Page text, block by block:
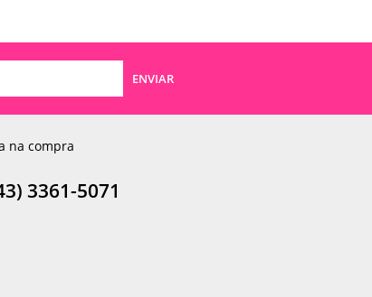
ENVIAR
na compra
3361-5071